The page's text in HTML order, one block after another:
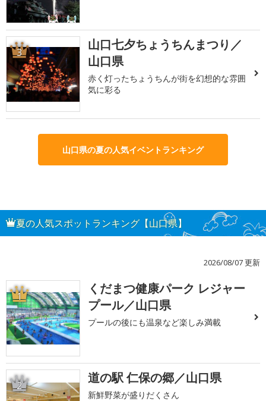
3
山口七夕ちょうちんまつり／
山口県
赤く灯ったちょうちんが街を幻想的な雰囲
気に彩る
山口県の夏の人気イベントランキング
夏の人気スポットランキング【山口県】
2026/08/07 更新
1
くだまつ健康パーク レジャー
プール／山口県
プールの後にも温泉など楽しみ満載
2 道の駅 仁保の郷／山口県
新鮮野菜が盛りだくさん